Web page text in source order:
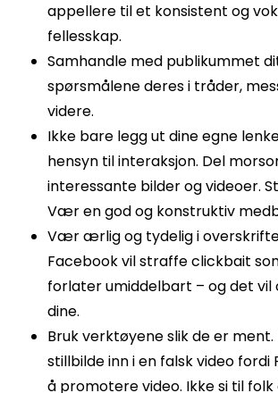
appellere til et konsistent og
fellesskap.
Samhandle med publikummet
spørsmålene deres i tråder,
videre.
Ikke bare legg ut dine egne
hensyn til interaksjon. Del
interessante bilder og videoer.
Vær en god og konstruktiv
Vær ærlig og tydelig i
Facebook vil straffe clickbait
forlater umiddelbart – og det vil
dine.
Bruk verktøyene slik de er ment.
stillbilde inn i en falsk video fordi
å promotere video. Ikke si til